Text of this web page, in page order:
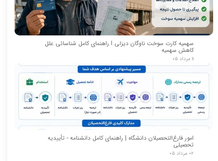
سهمیه کارت سوخت ناوگان دیزلی I راهنمای کامل شناسائی علل
کاهش سهمیه
۱۱ مرداد ۰۵
امور فارغ‌التحصیلان دانشگاه | راهنمای کامل دانشنامه - تأییدیه
تحصیلی
۰۲ مرداد ۰۵